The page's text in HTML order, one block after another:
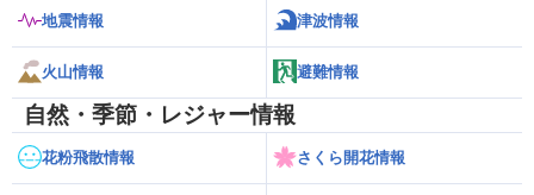
地震情報 津波情報
火山情報 避難情報
自然・季節・レジャー情報
花粉飛散情報 さくら開花情報